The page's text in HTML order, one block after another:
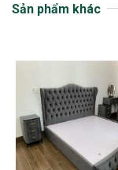
Sản phẩm khác